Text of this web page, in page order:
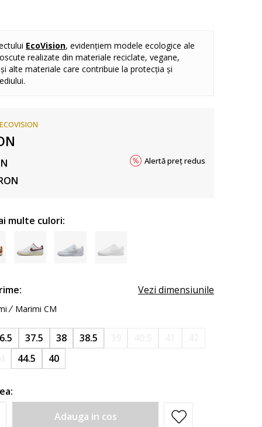
EcoVision, evidențiem modele ecologice ale
realizate din materiale reciclate, vegane,
alte materiale care contribuie la protecția și
ECOVISION
Alertă preț redus
multe culori:
Vezi dimensiunile
Marimi CM
37.5 38 38.5
44.5 40
Adauga in cos